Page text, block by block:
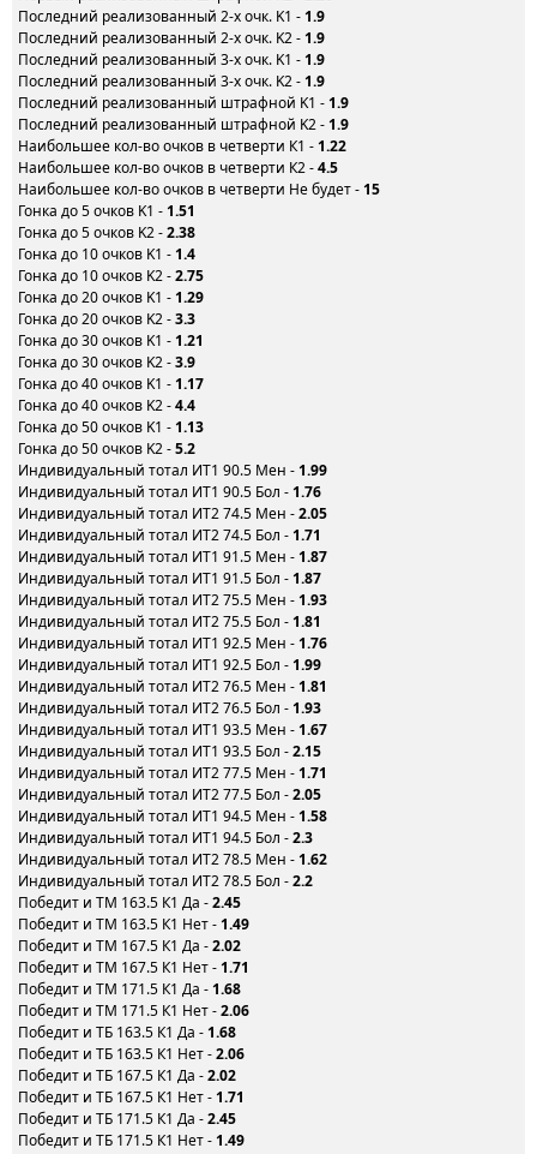
Последний реализованный 2-х очк. K1 - 1.9
Последний реализованный 2-х очк. K2 - 1.9
Последний реализованный 3-х очк. K1 - 1.9
Последний реализованный 3-х очк. K2 - 1.9
Последний реализованный штрафной K1 - 1.9
Последний реализованный штрафной K2 - 1.9
Наибольшее кол-во очков в четверти К1 - 1.22
Наибольшее кол-во очков в четверти К2 -4.5
Наибольшее кол-во очков в четверти Не будет - 15
Гонка до 5 очков K1 - 1.51
Гонка до 5 очков K2 -2.38
Гонка до 10 очков K1 - 1.4
Гонка до 10 очков K2 -2.75
Гонка до 20 очков K1 - 1.29
Гонка до 20 очков K2 -3.3
Гонка до 30 очков K1 - 1.21
Гонка до 30 очков K2 -3.9
Гонка до 40 очков K1 - 1.17
Гонка до 40 очков K2 -4.4
Гонка до 50 очков K1 - 1.13
Гонка до 50 очков K2 -5.2
Индивидуальный тотал ИТ1 90.5 Мен - 1.99
Индивидуальный тотал ИТ1 90.5 Бол - 1.76
Индивидуальный тотал ИТ2 74.5 Мен -2.05
Индивидуальный тотал ИТ2 74.5 Бол - 1.71
Индивидуальный тотал ИТ1 91.5 Мен - 1.87
Индивидуальный тотал ИТ1 91.5 Бол - 1.87
Индивидуальный тотал ИТ2 75.5 Мен - 1.93
Индивидуальный тотал ИТ2 75.5 Бол - 1.81
Индивидуальный тотал ИТ1 92.5 Мен - 1.76
Индивидуальный тотал ИТ1 92.5 Бол - 1.99
Индивидуальный тотал ИТ2 76.5 Мен - 1.81
Индивидуальный тотал ИТ2 76.5 Бол - 1.93
Индивидуальный тотал ИТ1 93.5 Мен - 1.67
Индивидуальный тотал ИТ1 93.5 Бол -2.15
Индивидуальный тотал ИТ2 77.5 Мен - 1.71
Индивидуальный тотал ИТ2 77.5 Бол -2.05
Индивидуальный тотал ИТ1 94.5 Мен - 1.58
Индивидуальный тотал ИТ1 94.5 Бол -2.3
Индивидуальный тотал ИТ2 78.5 Мен - 1.62
Индивидуальный тотал ИТ2 78.5 Бол -2.2
Победит и ТМ 163.5 К1 Да -2.45
Победит и ТМ 163.5 К1 Нет - 1.49
Победит и ТМ 167.5 К1 Да -2.02
Победит и ТМ 167.5 К1 Нет - 1.71
Победит и ТМ 171.5 К1 Да - 1.68
Победит и ТМ 171.5 К1 Нет -2.06
Победит и ТБ 163.5 К1 Да - 1.68
Победит и ТБ 163.5 К1 Нет -2.06
Победит и ТБ 167.5 К1 Да -2.02
Победит и ТБ 167.5 К1 Нет - 1.71
Победит и ТБ 171.5 К1 Да -2.45
Победит и ТБ 171.5 К1 Нет - 1.49